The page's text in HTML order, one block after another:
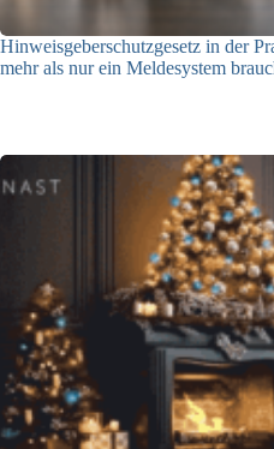
Hinweisgeberschutzgesetz in der
mehr als nur ein Meldesystem